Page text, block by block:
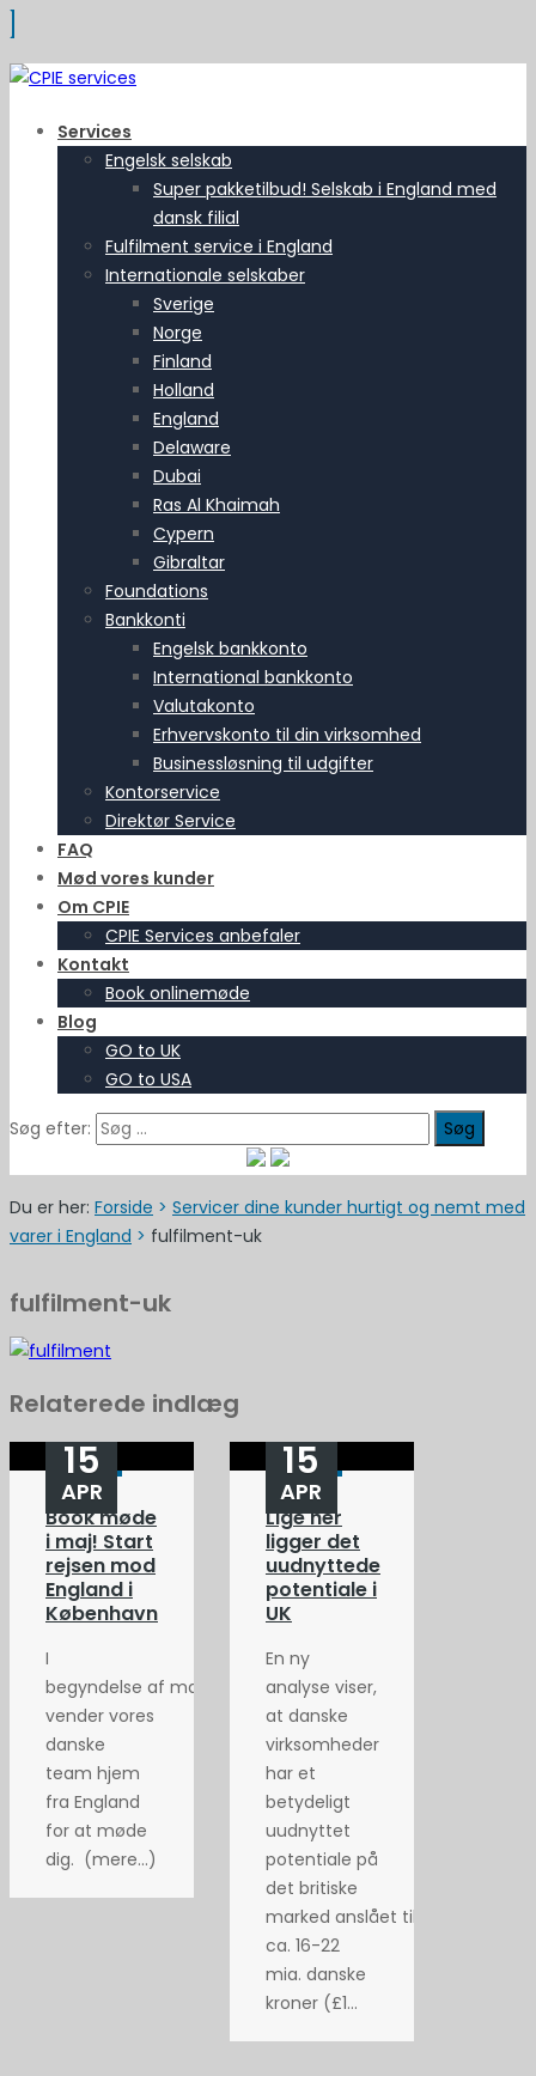
Services
Engelsk selskab
Super pakketilbud! Selskab i England med
dansk filial
Fulfilment service i England
Internationale selskaber
Sverige
Norge
Finland
Holland
England
Delaware
Dubai
Ras Al Khaimah
Cypern
Gibraltar
Foundations
Bankkonti
Engelsk bankkonto
International bankkonto
Valutakonto
Erhvervskonto til din virksomhed
Businessløsning til udgifter
Kontorservice
Direktør Service
FAQ
Mød vores kunder
Om CPIE
CPIE Services anbefaler
Kontakt
Book onlinemøde
Blog
GO to UK
GO to USA
Søg efter:
Du er her: Forside > Servicer dine kunder hurtigt og nemt med
varer i England > fulfilment-uk
fulfilment-uk
Relaterede indlæg
Book møde
i maj! Start
rejsen mod
England i
København
15
APR
I
begyndelse af maj
vender vores
danske
team hjem
fra England
for at møde
dig. (mere…)
Lige her
ligger det
uudnyttede
potentiale i
UK
15
APR
En ny
analyse viser,
at danske
virksomheder
har et
betydeligt
uudnyttet
potentiale på
det britiske
marked anslået til
ca. 16-22
mia. danske
kroner (£1...